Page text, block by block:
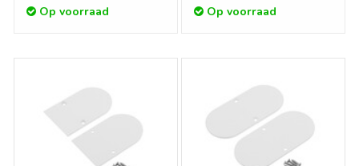
Op voorraad Op voorraad